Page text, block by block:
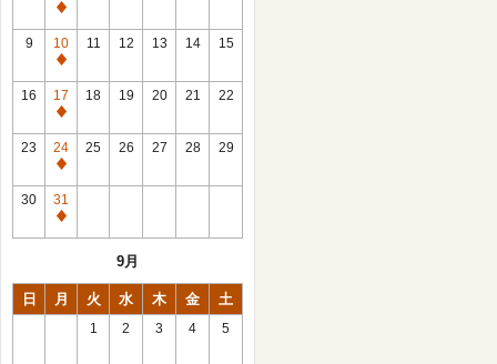
休
館
日
9
10
休
館
日
11 12 13 14 15
16
17
休
館
日
18 19 20 21 22
23
24
休
館
日
25 26 27 28 29
30
31
休
9月
日 月 火 水 木 金 土
1 2 3 4 5